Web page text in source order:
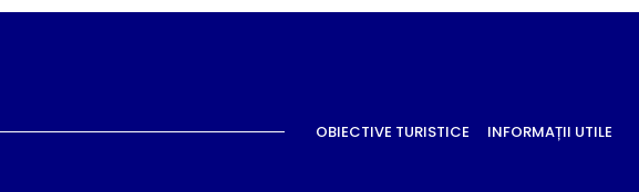
OBIECTIVE TURISTICE INFORMAȚII UTILE